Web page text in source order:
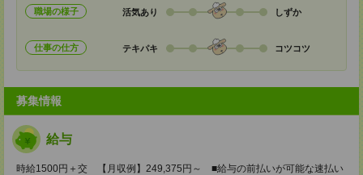
職場の様子 活気あり しずか
仕事の仕方 テキパキ コツコツ
募集情報
給与
時給1500円＋交 【月収例】249,375円～ ■給与の前払いが可能な速払い